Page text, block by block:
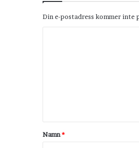
Din e-postadress kommer inte
t
a
Namn*